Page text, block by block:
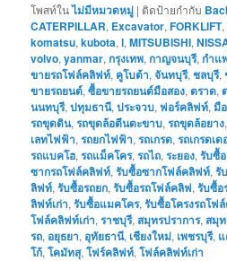
โพสท์ในไม่มีหมวดหมู่ | ติดป้ายกำกับ
CATERPILLAR, Excavator,FORKLIFT,
komatsu,kubota,l,MITSUBISHI,
volvo,yanmar,กรุงเทพ,กาญจนบุรี,กำแ
ขายรถโฟล์คลิฟท์, คูโบต้า,จันทบุรี,ชลบุรี,
ขายรถยนต์,ซื้อขายรถยนต์มือสอง,ตราด,
นนทบุรี,ปทุมธานี,ประจวบ,ฟอร์คลิฟท์,มื
รถขุดดิน,รถขุดล้อตีนตะขาบ,รถขุดล้อยาง
เลทไฟฟ้า,รถยกไฟฟ้า,รถเกรด,รถเกรดเด
รถแบคโฮ,รถแม็คโคร,รถไถ,ระยอง,รับซื้อ
ซากรถโฟล์คลิฟท์,รับซื้อซากโฟล์คลิฟท์,รั
ลิฟท์,รับซื้อรถยก,รับซื้อรถโฟล์คลิฟ,รับซื้อ
ลิฟท์เก่า,รับซื้อแมคโคร,รับซื้อโครงรถโฟ
โฟล์คลิฟท์เก่า,ราชบุรี, สมุทรปราการ, สมุ
รถ, อยุธยา, อุทัยธานี, เชียงใหม่, เพชรบุรี,
โก้,โคมัทสุ,โฟร์คลิฟท์,โฟล์คลิฟท์เก่า